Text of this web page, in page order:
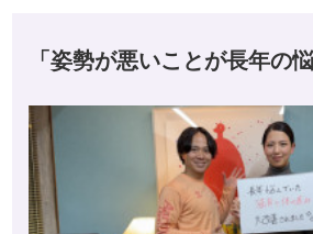
「姿勢が悪いことが長年の